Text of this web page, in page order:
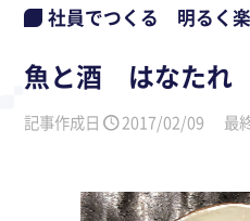
社員でつくる 明るく
魚と酒 はなたれ
記事作成日 2017/02/09 最